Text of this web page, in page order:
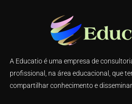
A Educatio é uma empresa de
profissional, na área educacional, que
compartilhar conhecimento e